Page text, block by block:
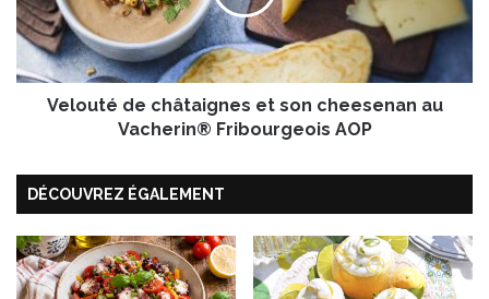
o
u
e
é
F
r
i
s
t
é
e
t
i
g
n
e
Velouté de châtaignes et son cheesenan au
Vacherin® Fribourgeois AOP
DÉCOUVREZ ÉGALEMENT